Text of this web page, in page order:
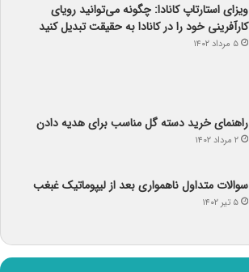
ویزای استارتاپ کانادا: چگونه می‌توانید رویای
کارآفرینی خود را در کانادا به حقیقت تبدیل کنید
۵ مرداد ۱۴۰۲
راهنمای خرید دسته گل مناسب برای هدیه دادن
۲ مرداد ۱۴۰۲
سوالات متداول ناهمواری بعد از لیپوماتیک غبغب
۵ تیر ۱۴۰۲